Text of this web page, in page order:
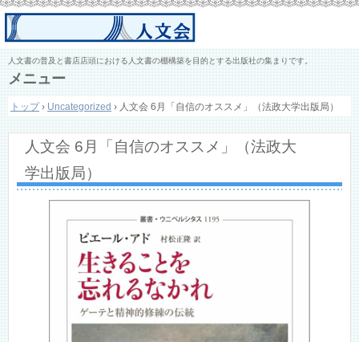
人文書の普及と書店店頭における人文書の棚構築を目的とする出版社の集まりです。
メニュー
ン
ン
キ
トップ › Uncategorized › 人文会 6月「自信のオススメ」（法政大学出版局）
人文会 6月「自信のオススメ」（法政大
学出版局）